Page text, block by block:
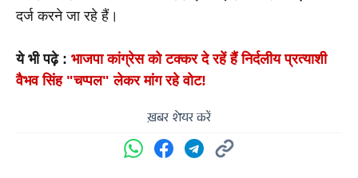
दर्ज करने जा रहे हैं।
ये भी पढ़े : भाजपा कांग्रेस को टक्कर दे रहें हैं निर्दलीय प्रत्याशी
वैभव सिंह "चप्पल" लेकर मांग रहे वोट!
ख़बर शेयर करें